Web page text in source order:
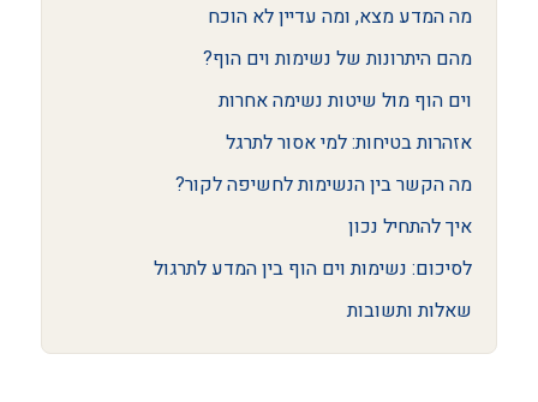
מה המדע מצא, ומה עדיין לא הוכח
מהם היתרונות של נשימות וים הוף?
וים הוף מול שיטות נשימה אחרות
אזהרות בטיחות: למי אסור לתרגל
מה הקשר בין הנשימות לחשיפה לקור?
איך להתחיל נכון
לסיכום: נשימות וים הוף בין המדע לתרגול
שאלות ותשובות